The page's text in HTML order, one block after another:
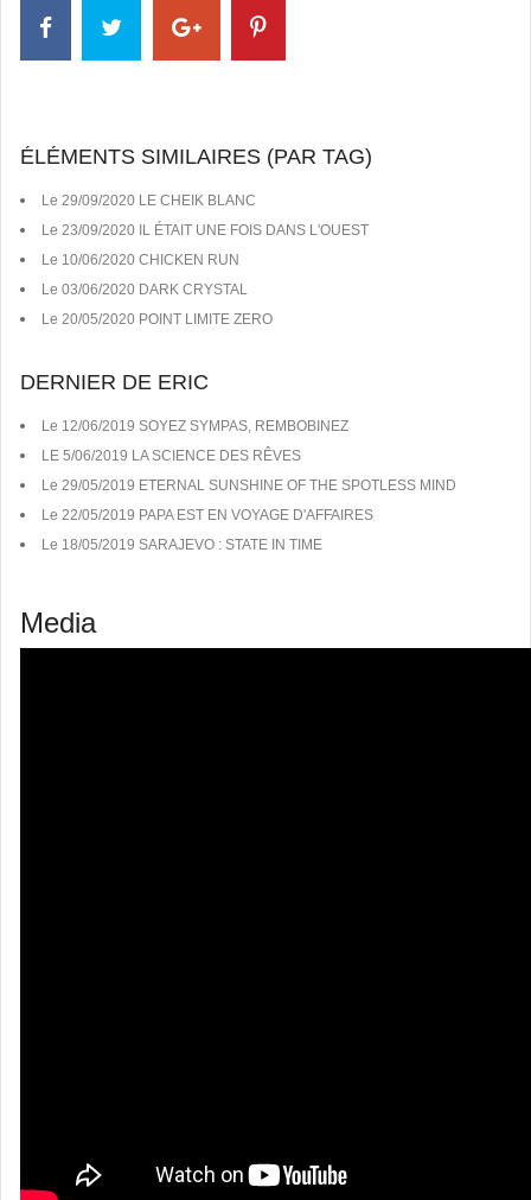
ÉLÉMENTS SIMILAIRES (PAR TAG)
Le 29/09/2020 LE CHEIK BLANC
Le 23/09/2020 IL ÉTAIT UNE FOIS DANS L'OUEST
Le 10/06/2020 CHICKEN RUN
Le 03/06/2020 DARK CRYSTAL
Le 20/05/2020 POINT LIMITE ZERO
DERNIER DE ERIC
Le 12/06/2019 SOYEZ SYMPAS, REMBOBINEZ
LE 5/06/2019 LA SCIENCE DES RÊVES
Le 29/05/2019 ETERNAL SUNSHINE OF THE SPOTLESS MIND
Le 22/05/2019 PAPA EST EN VOYAGE D'AFFAIRES
Le 18/05/2019 SARAJEVO : STATE IN TIME
Media